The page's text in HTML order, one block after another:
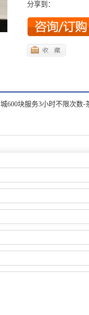
分享到：
600块服务3小时不限次数-